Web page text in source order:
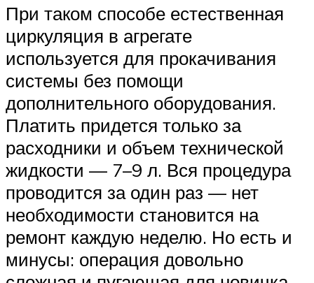
При таком способе естественная
циркуляция в агрегате
используется для прокачивания
системы без помощи
дополнительного оборудования.
Платить придется только за
расходники и объем технической
жидкости — 7–9 л. Вся процедура
проводится за один раз — нет
необходимости становится на
ремонт каждую неделю. Но есть и
минусы: операция довольно